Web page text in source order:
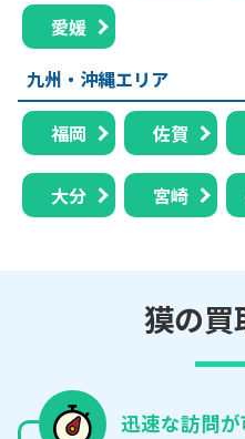
愛媛
九州・沖縄エリア
福岡 佐賀
大分 宮崎
獏の買
迅速な訪問が